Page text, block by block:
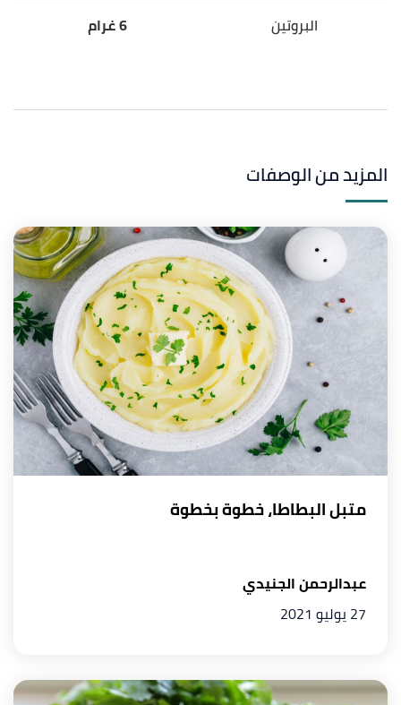
البروتين
6 غرام
المزيد من الوصفات
متبل البطاطا، خطوة بخطوة
عبدالرحمن الجنيدي
27 يوليو 2021